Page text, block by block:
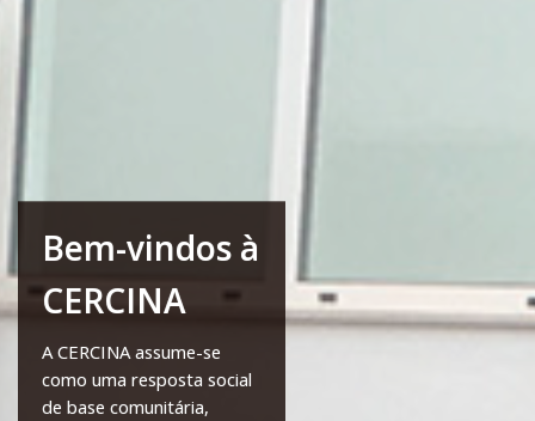
Bem-vindos à
CERCINA
A CERCINA assume-se
como uma resposta social
de base comunitária,